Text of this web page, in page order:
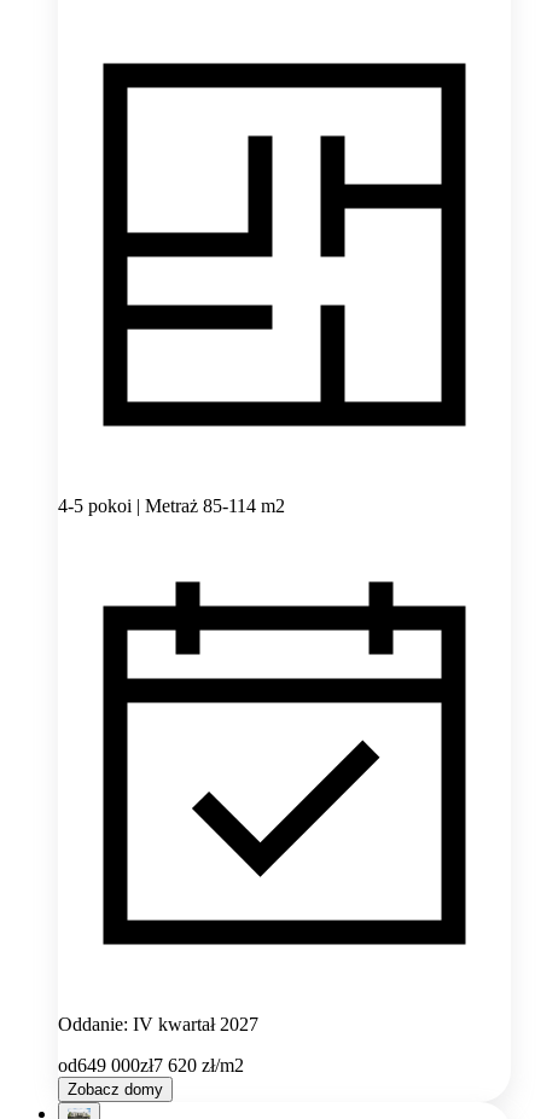
4-5 pokoi | Metraż 85-114 m2
Oddanie: IV kwartał 2027
od649 000zł7 620 zł/m2
Zobacz domy